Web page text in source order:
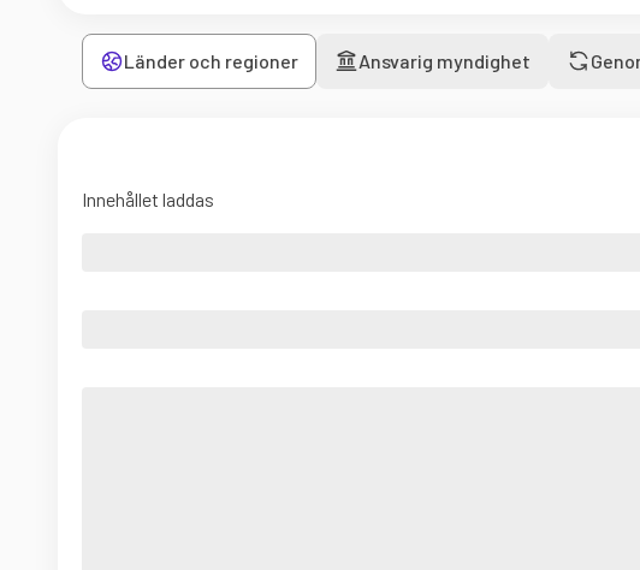
Länder och regioner Ansvarig myndighet
Innehållet laddas